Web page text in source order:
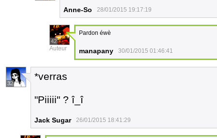
Anne-So 28/01/2015 19:17:19
42
Auteur
Pardon éwè
manapany 30/01/2015 01:46:41
32
*verras
"Piiiii" ? î_î
Jack Sugar 26/01/2015 18:41:29